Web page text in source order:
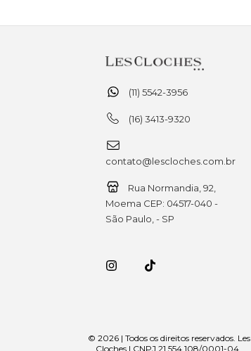
(11) 5542-3956
(16) 3413-9320
contato@lescloches.com.br
Rua Normandia, 92,
Moema CEP: 04517-040 -
São Paulo, - SP
© 2026 | Todos os direitos reservados. Les
Cloches | CNPJ 21.554.108/0001-04